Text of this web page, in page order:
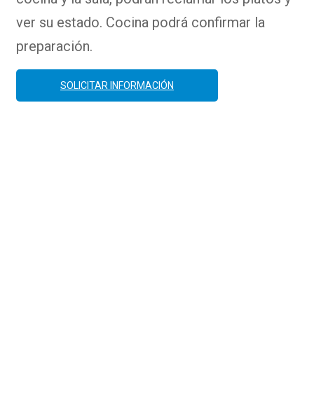
ver su estado. Cocina podrá confirmar la
preparación.
SOLICITAR INFORMACIÓN